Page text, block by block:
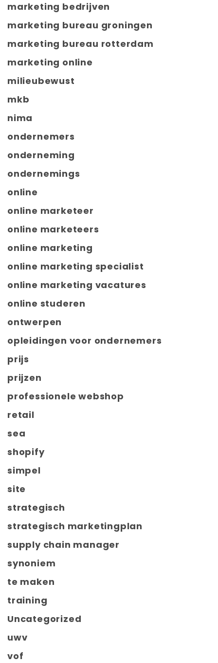
marketing bedrijven
marketing bureau groningen
marketing bureau rotterdam
marketing online
milieubewust
mkb
nima
ondernemers
onderneming
ondernemings
online
online marketeer
online marketeers
online marketing
online marketing specialist
online marketing vacatures
online studeren
ontwerpen
opleidingen voor ondernemers
prijs
prijzen
professionele webshop
retail
sea
shopify
simpel
site
strategisch
strategisch marketingplan
supply chain manager
synoniem
te maken
training
Uncategorized
uwv
vof